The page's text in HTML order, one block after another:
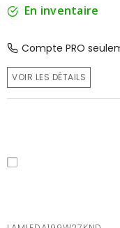
En inventaire
Compte PRO
VOIR LES DÉTAILS